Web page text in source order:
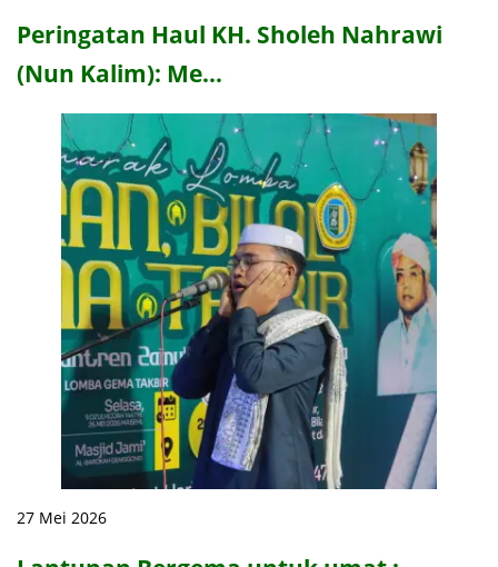
Peringatan Haul KH. Sholeh Nahrawi
(Nun Kalim): Me…
27 Mei 2026